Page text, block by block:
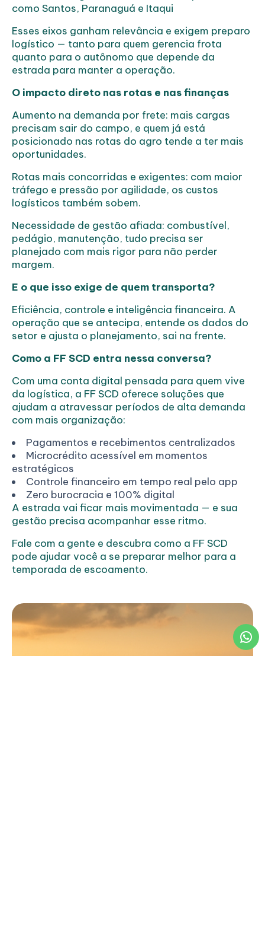
como Santos, Paranaguá e Itaqui
Esses eixos ganham relevância e exigem preparo
logístico — tanto para quem gerencia frota
quanto para o autônomo que depende da
estrada para manter a operação.
O impacto direto nas rotas e nas finanças
Aumento na demanda por frete: mais cargas
precisam sair do campo, e quem já está
posicionado nas rotas do agro tende a ter mais
oportunidades.
Rotas mais concorridas e exigentes: com maior
tráfego e pressão por agilidade, os custos
logísticos também sobem.
Necessidade de gestão afiada: combustível,
pedágio, manutenção, tudo precisa ser
planejado com mais rigor para não perder
margem.
E o que isso exige de quem transporta?
Eficiência, controle e inteligência financeira. A
operação que se antecipa, entende os dados do
setor e ajusta o planejamento, sai na frente.
Como a FF SCD entra nessa conversa?
Com uma conta digital pensada para quem vive
da logística, a FF SCD oferece soluções que
ajudam a atravessar períodos de alta demanda
com mais organização:
Pagamentos e recebimentos centralizados
Microcrédito acessível em momentos
estratégicos
Controle financeiro em tempo real pelo app
Zero burocracia e 100% digital
A estrada vai ficar mais movimentada — e sua
gestão precisa acompanhar esse ritmo.
Fale com a gente e descubra como a FF SCD
pode ajudar você a se preparar melhor para a
temporada de escoamento.